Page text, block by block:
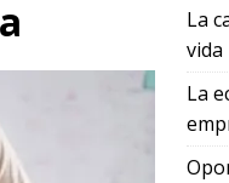
La
vida
La